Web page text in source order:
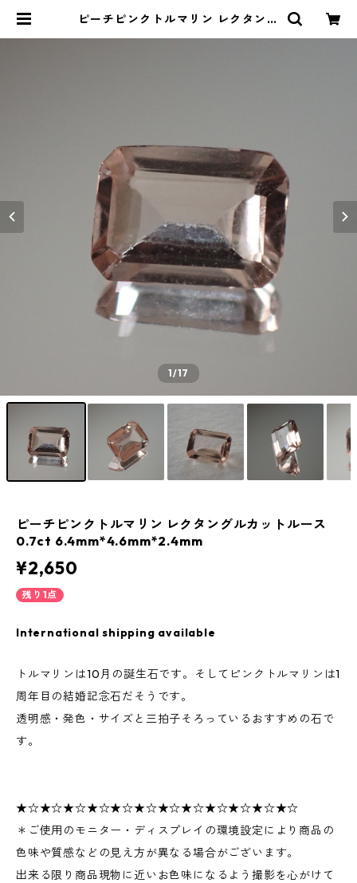
ピーチピンクトルマリン レクタング
1/17
ピーチピンクトルマリン レクタングルカットルース
0.7ct 6.4mm*4.6mm*2.4mm
¥2,650
残り1点
International shipping available
トルマリンは10月の誕生石です。そしてピンクトルマリンは1
周年目の結婚記念石だそうです。
透明感・発色・サイズと三拍子そろっているおすすめの石で
す。
★☆★☆★☆★☆★☆★☆★☆★☆★☆★☆★☆★☆
＊ご使用のモニター・ディスプレイの環境設定により商品の
色味や質感などの見え方が異なる場合がございます。
出来る限り商品現物に近いお色味になるよう撮影を心がけて